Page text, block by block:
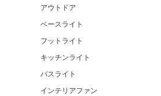
アウトドア
ベースライト
フットライト
キッチンライト
バスライト
インテリアファン